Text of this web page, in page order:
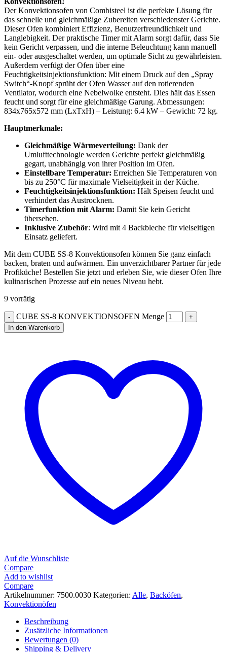
Der Konvektionsofen von Combisteel ist die perfekte Lösung für
das schnelle und gleichmäßige Zubereiten verschiedenster Gerichte.
Dieser Ofen kombiniert Effizienz, Benutzerfreundlichkeit und
Langlebigkeit. Der praktische Timer mit Alarm sorgt dafür, dass Sie
kein Gericht verpassen, und die interne Beleuchtung kann manuell
ein- oder ausgeschaltet werden, um optimale Sicht zu gewährleisten.
Außerdem verfügt der Ofen über eine
Feuchtigkeitsinjektionsfunktion: Mit einem Druck auf den „Spray
Switch“-Knopf sprüht der Ofen Wasser auf den rotierenden
Ventilator, wodurch eine Nebelwolke entsteht. Dies hält das Essen
feucht und sorgt für eine gleichmäßige Garung. Abmessungen:
834x765x572 mm (LxTxH) – Leistung: 6.4 kW – Gewicht: 72 kg.
Hauptmerkmale:
Gleichmäßige Wärmeverteilung: Dank der
Umlufttechnologie werden Gerichte perfekt gleichmäßig
gegart, unabhängig von ihrer Position im Ofen.
Einstellbare Temperatur: Erreichen Sie Temperaturen von
bis zu 250°C für maximale Vielseitigkeit in der Küche.
Feuchtigkeitsinjektionsfunktion: Hält Speisen feucht und
verhindert das Austrocknen.
Timerfunktion mit Alarm: Damit Sie kein Gericht
übersehen.
Inklusive Zubehör: Wird mit 4 Backbleche für vielseitigen
Einsatz geliefert.
Mit dem CUBE SS-8 Konvektionsofen können Sie ganz einfach
backen, braten und aufwärmen. Ein unverzichtbarer Partner für jede
Profiküche! Bestellen Sie jetzt und erleben Sie, wie dieser Ofen Ihre
kulinarischen Prozesse auf ein neues Niveau hebt.
9 vorrätig
CUBE SS-8 KONVEKTIONSOFEN Menge
In den Warenkorb
Auf die Wunschliste
Compare
Add to wishlist
Compare
Artikelnummer: 7500.0030 Kategorien: Alle, Backöfen,
Konvektionöfen
Beschreibung
Zusätzliche Informationen
Bewertungen (0)
Shipping & Delivery